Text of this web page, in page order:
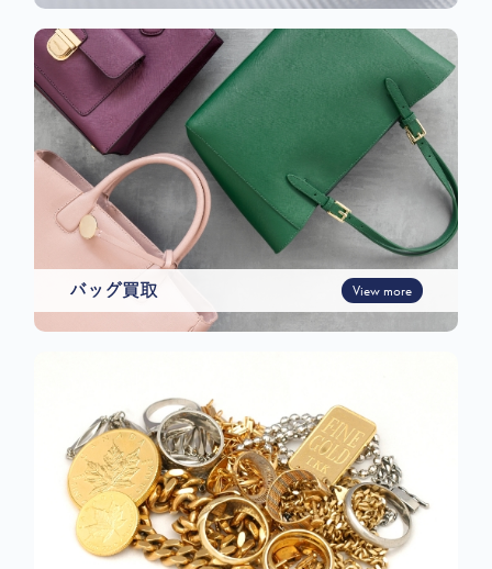
バッグ買取 View more